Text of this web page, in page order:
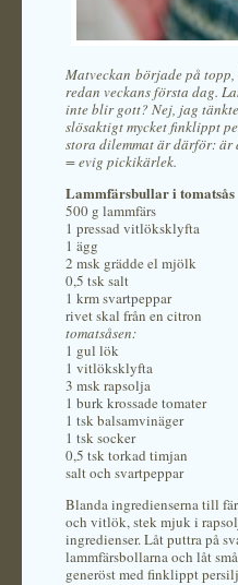
Matveckan började på
redan veckans första dag.
inte blir gott? Nej, jag
slösaktigt mycket finklippt
stora dilemmat är därför:
= evig pickikärlek.
Lammfärsbullar i tomatsås
500 g lammfärs
1 pressad vitlöksklyfta
1 ägg
2 msk grädde el mjölk
0,5 tsk salt
1 krm svartpeppar
rivet skal från en citron
tomatsåsen:
1 gul lök
1 vitlöksklyfta
3 msk rapsolja
1 burk krossade tomater
1 tsk balsamvinäger
1 tsk socker
0,5 tsk torkad timjan
salt och svartpeppar
Blanda ingredienserna till
och vitlök, stek mjuk i
ingredienser. Låt puttra på
lammfärsbollarna och låt
generöst med finklippt